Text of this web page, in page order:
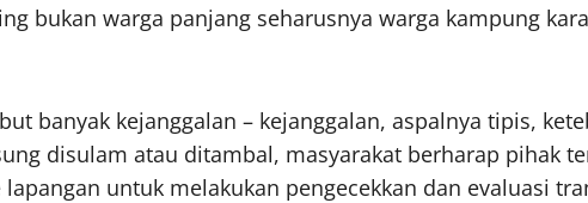
bukan warga panjang seharusnya warga kampung
banyak kejanggalan – kejanggalan, aspalnya tipis,
disulam atau ditambal, masyarakat berharap pihak
untuk melakukan pengecekkan dan evaluasi